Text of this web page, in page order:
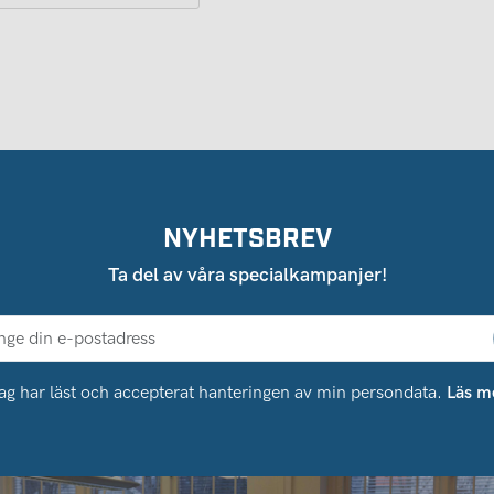
NYHETSBREV
Ta del av våra specialkampanjer!
har läst och accepterat hanteringen av min persondata. Läs